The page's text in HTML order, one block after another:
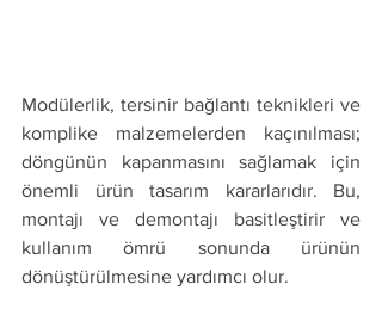
Modülerlik, tersinir bağlantı teknikleri ve
komplike malzemelerden kaçınılması;
döngünün kapanmasını sağlamak için
önemli ürün tasarım kararlarıdır. Bu,
montajı ve demontajı basitleştirir ve
kullanım ömrü sonunda ürünün
dönüştürülmesine yardımcı olur.